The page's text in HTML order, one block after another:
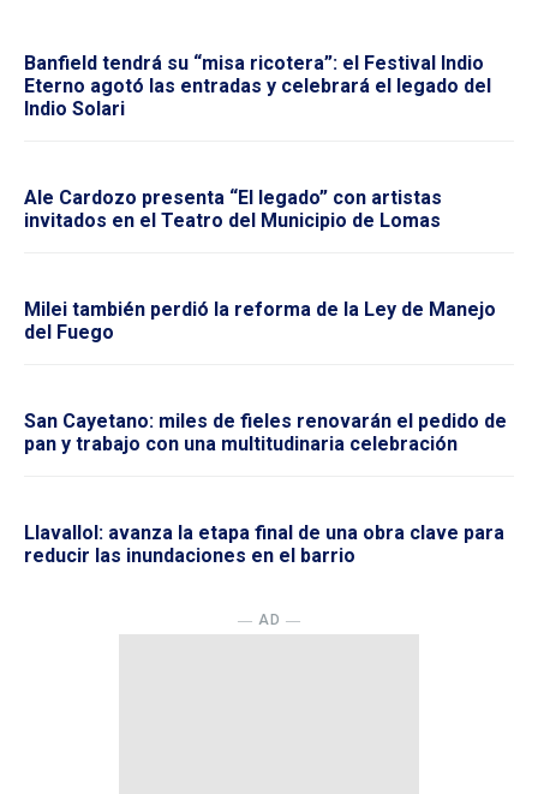
Banfield tendrá su “misa ricotera”: el Festival Indio
Eterno agotó las entradas y celebrará el legado del
Indio Solari
Ale Cardozo presenta “El legado” con artistas
invitados en el Teatro del Municipio de Lomas
Milei también perdió la reforma de la Ley de Manejo
del Fuego
San Cayetano: miles de fieles renovarán el pedido de
pan y trabajo con una multitudinaria celebración
Llavallol: avanza la etapa final de una obra clave para
reducir las inundaciones en el barrio
― AD ―